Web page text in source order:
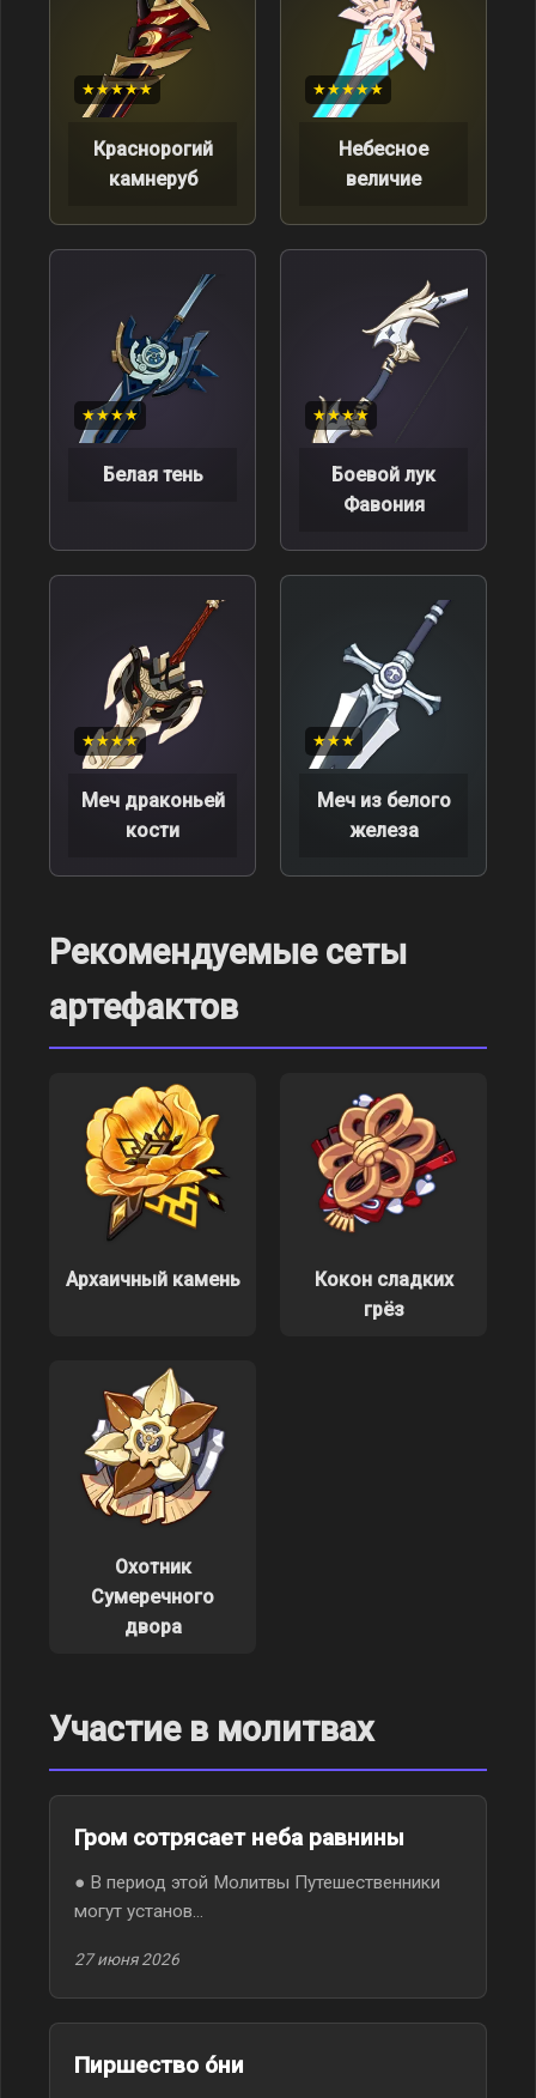
★★★★★
Краснорогий
камнеруб
★★★★★
Небесное
величие
★★★★
Белая тень
★★★★
Боевой лук
Фавония
★★★★
Меч драконьей
кости
★★★
Меч из белого
железа
Рекомендуемые сеты
артефактов
Архаичный камень
Кокон сладких
грёз
Охотник
Сумеречного
двора
Участие в молитвах
Гром сотрясает неба равнины
● В период этой Молитвы Путешественники
могут установ...
27 июня 2026
Пиршество óни